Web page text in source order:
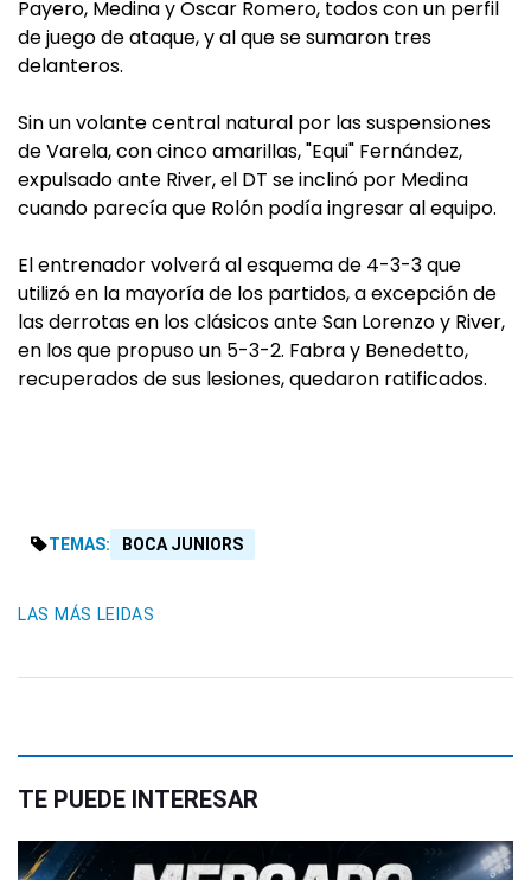
Payero, Medina y Oscar Romero, todos con un perfil
de juego de ataque, y al que se sumaron tres
delanteros.
Sin un volante central natural por las suspensiones
de Varela, con cinco amarillas, "Equi" Fernández,
expulsado ante River, el DT se inclinó por Medina
cuando parecía que Rolón podía ingresar al equipo.
El entrenador volverá al esquema de 4-3-3 que
utilizó en la mayoría de los partidos, a excepción de
las derrotas en los clásicos ante San Lorenzo y River,
en los que propuso un 5-3-2. Fabra y Benedetto,
recuperados de sus lesiones, quedaron ratificados.
TEMAS: BOCA JUNIORS
LAS MÁS LEIDAS
TE PUEDE INTERESAR